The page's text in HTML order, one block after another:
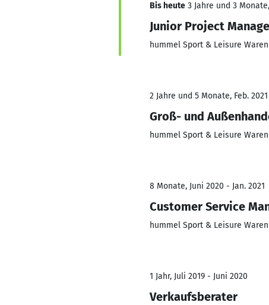
Bis heute 3 Jahre und 3
Junior Project
hummel Sport & Leisure
2 Jahre und 5 Monate, Feb.
Groß- und
hummel Sport & Leisure
8 Monate, Juni 2020 - Jan. 2021
Customer Service
hummel Sport & Leisure
1 Jahr, Juli 2019 - Juni 2020
Verkaufsberater